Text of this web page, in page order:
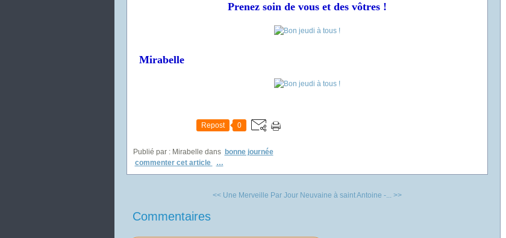
Prenez soin de vous et des vôtres !
Mirabelle
Repost 0
Publié par : Mirabelle dans bonne journée
commenter cet article
…
<< Une Merveille Par Jour Neuvaine à saint Antoine -... >>
Commentaires